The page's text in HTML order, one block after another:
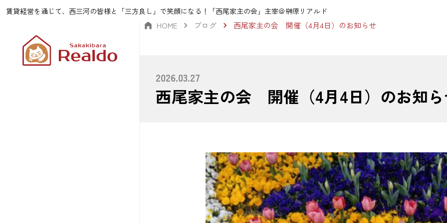
賃貸経営を通じて、西三河の皆様と「三方良し」で笑顔になる！「西尾家主の会」主宰＠榊原リアルド
HOME ブログ 西尾家主の会 開催（4月4日）のお知らせ
2026.03.27
西尾家主の会 開催（4月4日）のお知